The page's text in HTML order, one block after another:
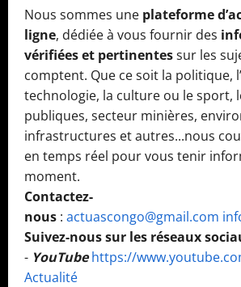
Nous sommes une plateforme
ligne, dédiée à vous fournir des
vérifiées et pertinentessur les
comptent. Que ce soit la politique,
technologie, la culture ou le sport,
publiques, secteur minières,
infrastructures et autres...nous
en temps réel pour vous tenir
moment.
Contactez-
nous : actuascongo@gmail.com
Suivez-nous sur les réseaux
- YouTube https://
Actualité